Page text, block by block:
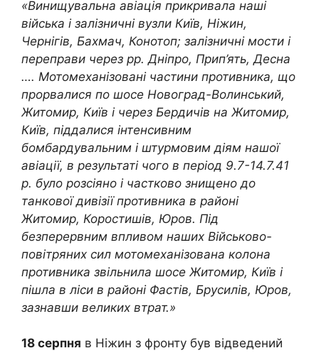
«Винищувальна авіація прикривала наші
війська і залізничні вузли Київ, Ніжин,
Чернігів, Бахмач, Конотоп; залізничні мости і
переправи через рр. Дніпро, Прип’ять, Десна
…. Мотомеханізовані частини противника, що
прорвалися по шосе Новоград-Волинський,
Житомир, Київ і через Бердичів на Житомир,
Київ, піддалися інтенсивним
бомбардувальним і штурмовим діям нашої
авіації, в результаті чого в період 9.7-14.7.41
р. було розсіяно і частково знищено до
танкової дивізії противника в районі
Житомир, Коростишів, Юров. Під
безперервним впливом наших Військово-
повітряних сил мотомеханізована колона
противника звільнила шосе Житомир, Київ і
пішла в ліси в районі Фастів, Брусилів, Юров,
зазнавши великих втрат.»
18 серпня в Ніжин з фронту був відведений